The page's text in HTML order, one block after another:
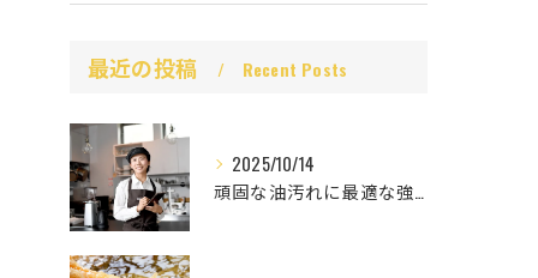
最近の投稿 Recent Posts
2025/10/14
頑固な油汚れに最適な強力洗剤